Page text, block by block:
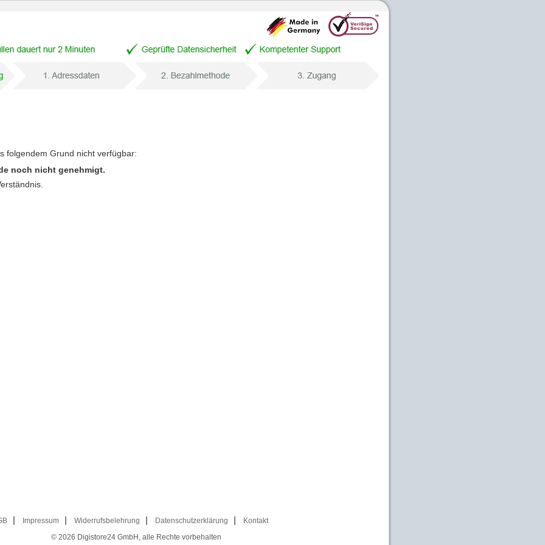
folgendem Grund nicht verfügbar:
noch nicht genehmigt.
Impressum Widerrufsbelehrung Datenschutzerklärung
Kontakt
© 2026 Digistore24 GmbH, alle Rechte vorbehalten